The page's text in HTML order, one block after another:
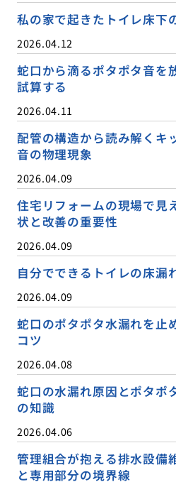
私の家で起きたトイレ床下
2026.04.12
蛇口から滴るポタポタ音を
試算する
2026.04.11
配管の構造から読み解くキ
音の物理現象
2026.04.09
住宅リフォームの現場で見
状と改善の重要性
2026.04.09
自分でできるトイレの床漏
2026.04.09
蛇口のポタポタ水漏れを止
コツ
2026.04.08
蛇口の水漏れ原因とポタポ
の知識
2026.04.06
管理組合が抱える排水設備
と専用部分の境界線